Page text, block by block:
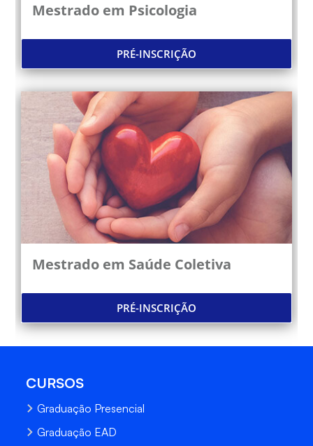
Mestrado em Psicologia
PRÉ-INSCRIÇÃO
Mestrado em Saúde Coletiva
PRÉ-INSCRIÇÃO
CURSOS
Graduação Presencial
Graduação EAD